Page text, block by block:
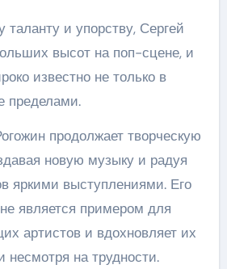
таланту и упорству, Сергей
высот на поп-сцене, и
известно не только в
пределами.
продолжает творческую
новую музыку и радуя
яркими выступлениями. Его
является примером для
артистов и вдохновляет их
несмотря на трудности.